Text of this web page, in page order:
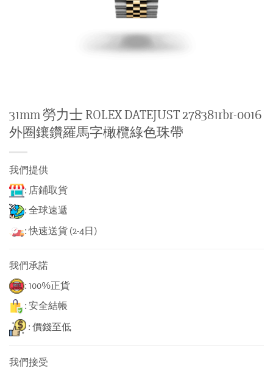
31mm 勞力士 ROLEX DATEJUST 278381rbr-0016
外圈鑲鑽羅馬字橄欖綠色珠帶
我們提供
: 店鋪取貨
: 全球速遞
: 快速送貨 (2-4日)
我們承諾
: 100%正貨
: 安全結帳
: 價錢至低
我們接受